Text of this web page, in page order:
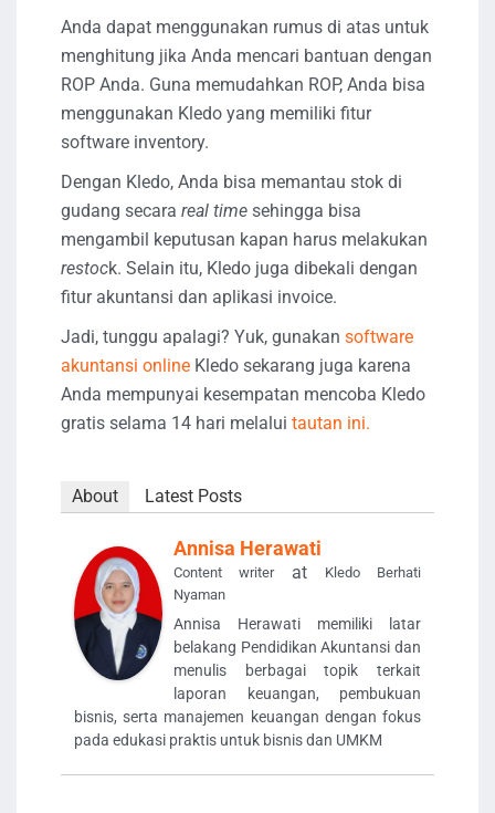
Anda dapat menggunakan rumus di atas untuk
menghitung jika Anda mencari bantuan dengan
ROP Anda. Guna memudahkan ROP, Anda bisa
menggunakan Kledo yang memiliki fitur
software inventory.
Dengan Kledo, Anda bisa memantau stok di
gudang secara real time sehingga bisa
mengambil keputusan kapan harus melakukan
restock. Selain itu, Kledo juga dibekali dengan
fitur akuntansi dan aplikasi invoice.
Jadi, tunggu apalagi? Yuk, gunakan software
akuntansi online Kledo sekarang juga karena
Anda mempunyai kesempatan mencoba Kledo
gratis selama 14 hari melalui tautan ini.
About Latest Posts
Annisa Herawati
Content writerat
Kledo Berhati
Nyaman
Annisa Herawati memiliki latar
belakang Pendidikan Akuntansi dan
menulis berbagai topik terkait
laporan keuangan, pembukuan
bisnis, serta manajemen keuangan dengan fokus
pada edukasi praktis untuk bisnis dan UMKM